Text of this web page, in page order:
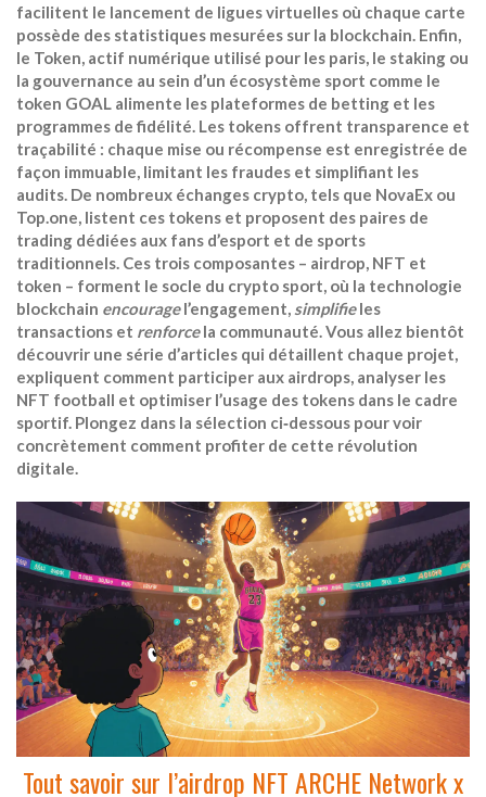
facilitent le lancement de ligues virtuelles où chaque carte
possède des statistiques mesurées sur la blockchain. Enfin,
le Token, actif numérique utilisé pour les paris, le staking ou
la gouvernance au sein d’un écosystème sport comme le
token GOAL alimente les plateformes de betting et les
programmes de fidélité. Les tokens offrent transparence et
traçabilité : chaque mise ou récompense est enregistrée de
façon immuable, limitant les fraudes et simplifiant les
audits. De nombreux échanges crypto, tels que NovaEx ou
Top.one, listent ces tokens et proposent des paires de
trading dédiées aux fans d’esport et de sports
traditionnels. Ces trois composantes – airdrop, NFT et
token – forment le socle du crypto sport, où la technologie
blockchain encouragel’engagement, simplifieles
transactions et renforcela communauté. Vous allez bientôt
découvrir une série d’articles qui détaillent chaque projet,
expliquent comment participer aux airdrops, analyser les
NFT football et optimiser l’usage des tokens dans le cadre
sportif. Plongez dans la sélection ci‑dessous pour voir
concrètement comment profiter de cette révolution
digitale.
Tout savoir sur l’airdrop NFT ARCHE Network x